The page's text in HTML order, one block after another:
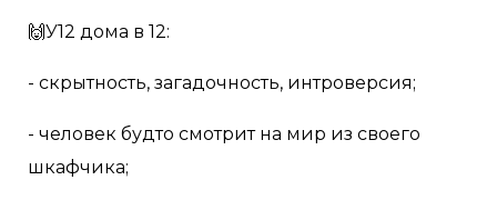
🙌У12 дома в 12:
- скрытность, загадочность, интроверсия;
- человек будто смотрит на мир из своего
шкафчика;